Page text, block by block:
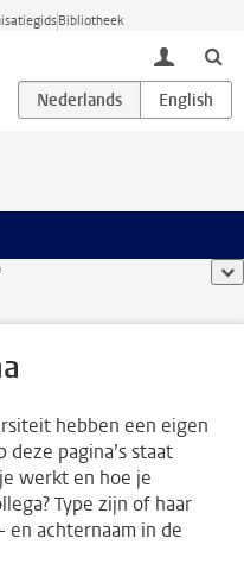
Bibliotheek
toggle
hebben een eigen
pagina’s staat
werkt en hoe je
Type zijn of haar
en achternaam in de